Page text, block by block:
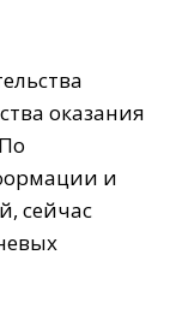
оказания
и
сейчас